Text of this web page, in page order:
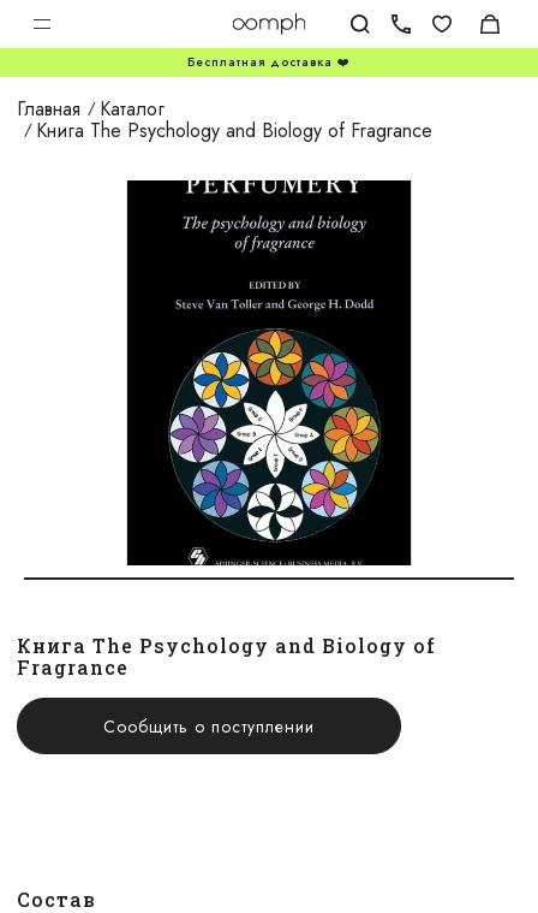
Бесплатная доставка ❤️
Главная Каталог
Книга The Psychology and Biology of Fragrance
Книга The Psychology and Biology of
Fragrance
Сообщить о поступлении
Состав